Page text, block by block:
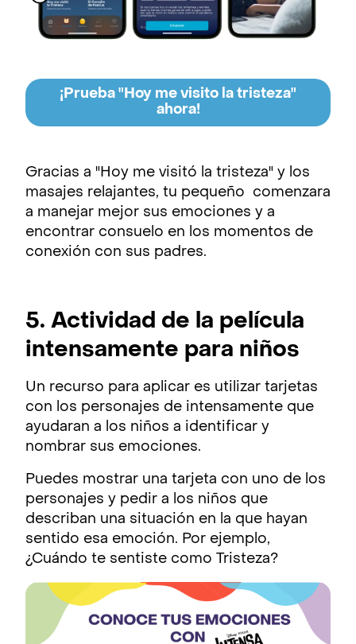
¡Prueba "Hoy me visito la tristeza"
ahora!
Gracias a "Hoy me visitó la tristeza" y los
masajes relajantes, tu pequeño comenzara
a manejar mejor sus emociones y a
encontrar consuelo en los momentos de
conexión con sus padres.
5. Actividad de la película
intensamente para niños
Un recurso para aplicar es utilizar tarjetas
con los personajes de intensamente que
ayudaran a los niños a identificar y
nombrar sus emociones.
Puedes mostrar una tarjeta con uno de los
personajes y pedir a los niños que
describan una situación en la que hayan
sentido esa emoción. Por ejemplo,
¿Cuándo te sentiste como Tristeza?